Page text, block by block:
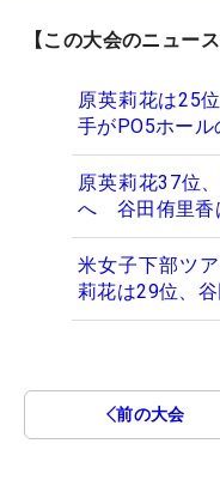
【この大会のニュース
原英莉花は25
手がPO5ホール
原英莉花37位
へ 谷田侑里香
米女子下部ツ
莉花は29位、
前の大会